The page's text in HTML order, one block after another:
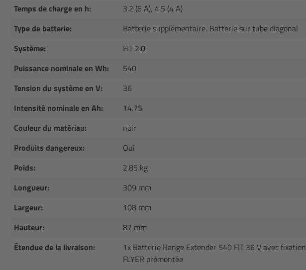
Temps de charge en h:
3.2 (6 A), 4.5 (4 A)
Type de batterie:
Batterie supplémentaire, Batterie sur tube diagonal
Système:
FIT 2.0
Puissance nominale en Wh:
540
Tension du système en V:
36
Intensité nominale en Ah:
14.75
Couleur du matériau:
noir
Produits dangereux:
Oui
Poids:
2.85 kg
Longueur:
309 mm
Largeur:
108 mm
Hauteur:
87 mm
Étendue de la livraison:
1x Batterie Range Extender 540 FIT 36 V avec fixation
FLYER prémontée